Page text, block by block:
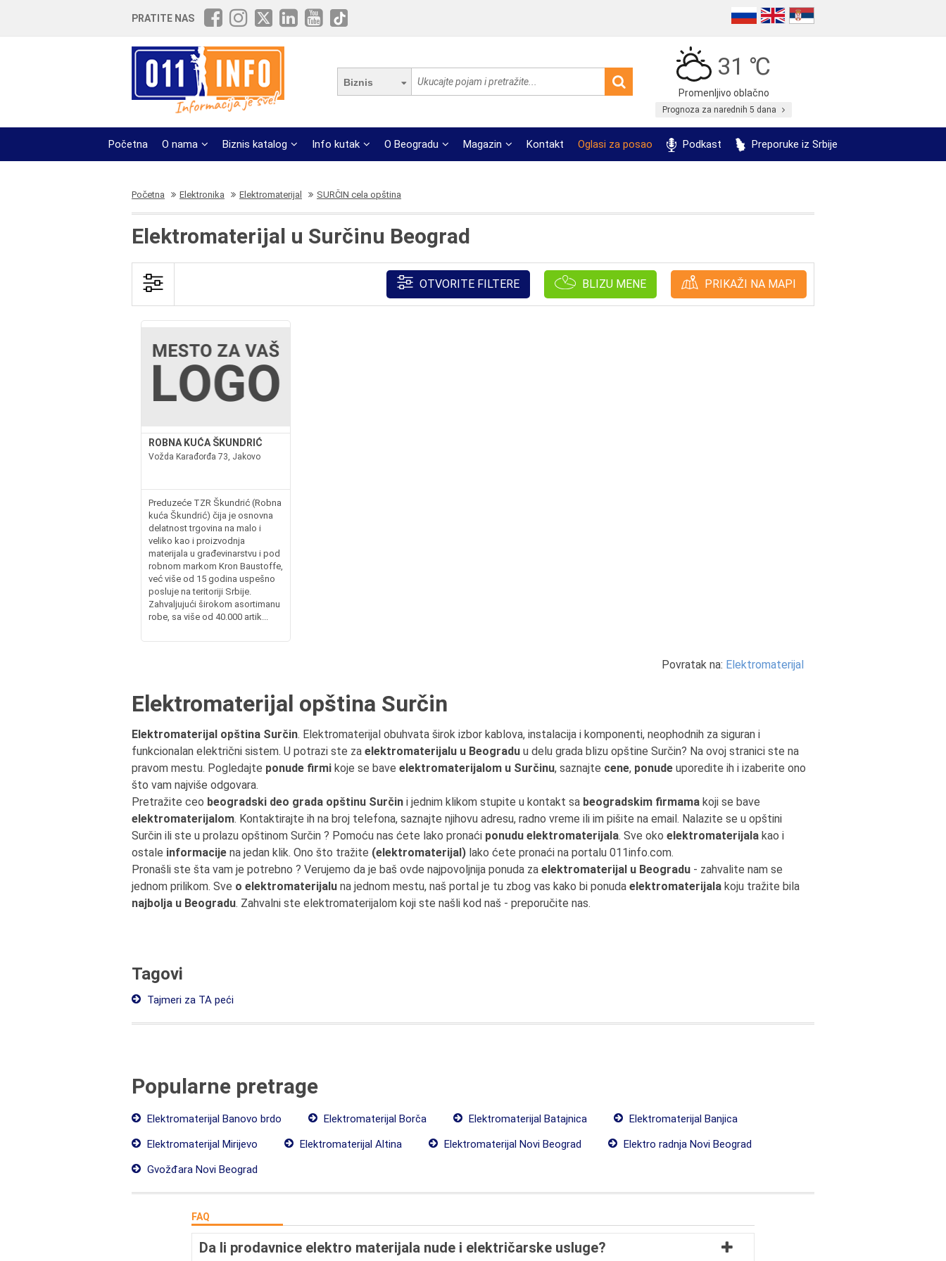
PRATITE NAS
Biznis
31 ℃
Promenljivo oblačno
Prognoza za narednih 5 dana
Početna O nama Biznis katalog Info kutak O Beogradu Magazin Kontakt Oglasi za posao Podkast Preporuke iz Srbije
Početna Elektronika Elektromaterijal SURČIN cela opština
Elektromaterijal u Surčinu Beograd
OTVORITE FILTERE BLIZU MENE PRIKAŽI NA MAPI
ROBNA KUĆA ŠKUNDRIĆ
Vožda Karađorđa 73, Jakovo
Preduzeće TZR Škundrić (Robna
kuća Škundrić) čija je osnovna
delatnost trgovina na malo i
veliko kao i proizvodnja
materijala u građevinarstvu i pod
robnom markom Kron Baustoffe,
već više od 15 godina uspešno
posluje na teritoriji Srbije.
Zahvaljujući širokom asortimanu
robe, sa više od 40.000 artik...
Povratak na: Elektromaterijal
Elektromaterijal opština Surčin
Elektromaterijal opština Surčin. Elektromaterijal obuhvata širok izbor kablova, instalacija i komponenti, neophodnih za siguran i
funkcionalan električni sistem. U potrazi ste za elektromaterijalu u Beogradu u delu grada blizu opštine Surčin? Na ovoj stranici ste na
pravom mestu. Pogledajte ponude firmi koje se bave elektromaterijalom u Surčinu, saznajte cene, ponude uporedite ih i izaberite ono
što vam najviše odgovara.
Pretražite ceo beogradski deo grada opštinu Surčin i jednim klikom stupite u kontakt sa beogradskim firmama koji se bave
elektromaterijalom. Kontaktirajte ih na broj telefona, saznajte njihovu adresu, radno vreme ili im pišite na email. Nalazite se u opštini
Surčin ili ste u prolazu opštinom Surčin ? Pomoću nas ćete lako pronaći ponudu elektromaterijala. Sve oko elektromaterijala kao i
ostale informacije na jedan klik. Ono što tražite (elektromaterijal) lako ćete pronaći na portalu 011info.com.
Pronašli ste šta vam je potrebno ? Verujemo da je baš ovde najpovoljnija ponuda za elektromaterijal u Beogradu - zahvalite nam se
jednom prilikom. Sve o elektromaterijalu na jednom mestu, naš portal je tu zbog vas kako bi ponuda elektromaterijala koju tražite bila
najbolja u Beogradu. Zahvalni ste elektromaterijalom koji ste našli kod naš - preporučite nas.
Tagovi
Tajmeri za TA peći
Popularne pretrage
Elektromaterijal Banovo brdo Elektromaterijal Borča Elektromaterijal Batajnica
Elektromaterijal Banjica
Elektromaterijal Mirijevo
Elektromaterijal Altina Elektromaterijal Novi Beograd
Elektro radnja Novi Beograd
Gvožđara Novi Beograd
FAQ
Da li prodavnice elektro materijala nude i električarske usluge?